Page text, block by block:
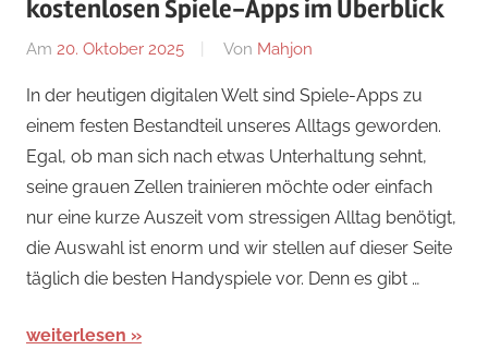
kostenlosen Spiele-Apps im Überblick
Am 20. Oktober 2025 Von Mahjon
Spiele
Arcade-
Spiele ,
Arcade-
Spiele,
News
In der heutigen digitalen Welt sind Spiele-Apps zu
einem festen Bestandteil unseres Alltags geworden.
Egal, ob man sich nach etwas Unterhaltung sehnt,
seine grauen Zellen trainieren möchte oder einfach
nur eine kurze Auszeit vom stressigen Alltag benötigt,
die Auswahl ist enorm und wir stellen auf dieser Seite
täglich die besten Handyspiele vor. Denn es gibt …
weiterlesen